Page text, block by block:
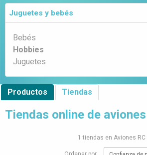
Juguetes y bebés
Bebés
Hobbies
Juguetes
Productos Tiendas
Tiendas online de
1 tiendas en Aviones RC